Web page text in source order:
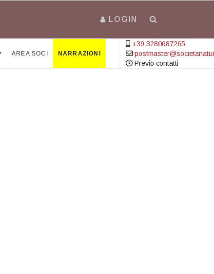
LOGIN
AREA SOCI NARRAZIONI
+39 3280687265
Previo contatti